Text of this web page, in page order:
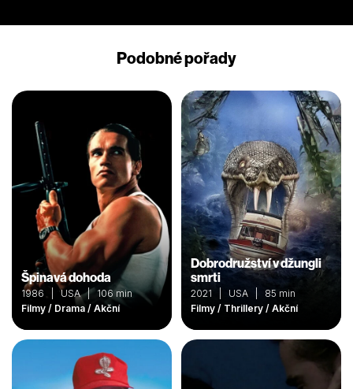
Podobné pořady
Špinavá dohoda
1986 | USA | 106 min
Filmy / Drama / Akční
Dobrodružství v džungli
smrti
2021 | USA | 85 min
Filmy / Thrillery / Akční